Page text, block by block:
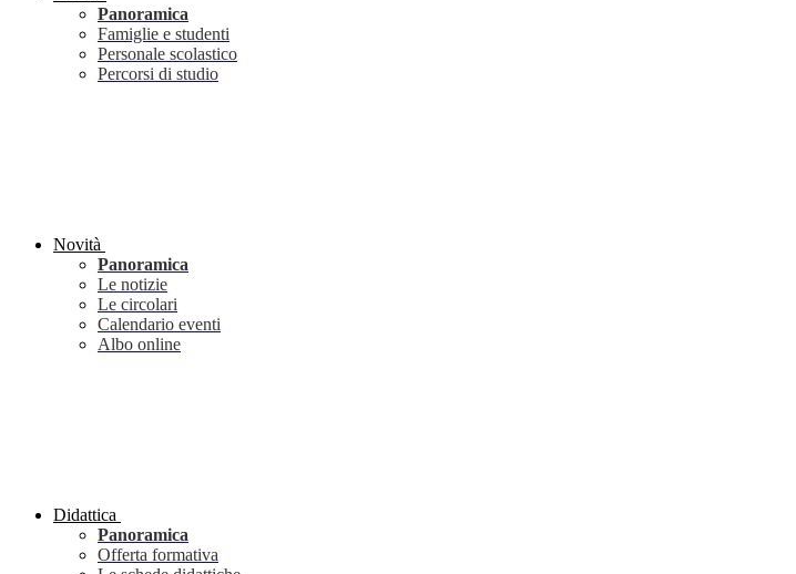
Panoramica
Famiglie e studenti
Personale scolastico
Percorsi di studio
Novità
Panoramica
Le notizie
Le circolari
Calendario eventi
Albo online
Didattica
Panoramica
Offerta formativa